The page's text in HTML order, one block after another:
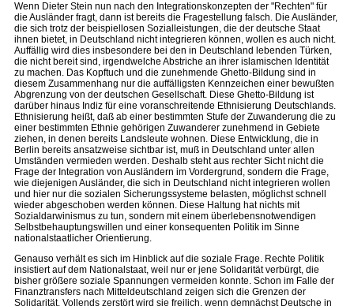
Wenn Dieter Stein nun nach den Integrationskonzepten der "Rechten" für
die Ausländer fragt, dann ist bereits die Fragestellung falsch. Die Ausländer,
die sich trotz der beispiellosen Sozialleistungen, die der deutsche Staat
ihnen bietet, in Deutschland nicht integrieren können, wollen es auch nicht.
Auffällig wird dies insbesondere bei den in Deutschland lebenden Türken,
die nicht bereit sind, irgendwelche Abstriche an ihrer islamischen Identität
zu machen. Das Kopftuch und die zunehmende Ghetto-Bildung sind in
diesem Zusammenhang nur die auffälligsten Kennzeichen einer bewußten
Abgrenzung von der deutschen Gesellschaft. Diese Ghetto-Bildung ist
darüber hinaus Indiz für eine voranschreitende Ethnisierung Deutschlands.
Ethnisierung heißt, daß ab einer bestimmten Stufe der Zuwanderung die zu
einer bestimmten Ethnie gehörigen Zuwanderer zunehmend in Gebiete
ziehen, in denen bereits Landsleute wohnen. Diese Entwicklung, die in
Berlin bereits ansatzweise sichtbar ist, muß in Deutschland unter allen
Umständen vermieden werden. Deshalb steht aus rechter Sicht nicht die
Frage der Integration von Ausländern im Vordergrund, sondern die Frage,
wie diejenigen Ausländer, die sich in Deutschland nicht integrieren wollen
und hier nur die sozialen Sicherungssysteme belasten, möglichst schnell
wieder abgeschoben werden können. Diese Haltung hat nichts mit
Sozialdarwinismus zu tun, sondern mit einem überlebensnotwendigen
Selbstbehauptungswillen und einer konsequenten Politik im Sinne
nationalstaatlicher Orientierung.
Genauso verhält es sich im Hinblick auf die soziale Frage. Rechte Politik
insistiert auf dem Nationalstaat, weil nur er jene Solidarität verbürgt, die
bisher größere soziale Spannungen vermeiden konnte. Schon im Falle der
Finanztransfers nach Mitteldeutschland zeigen sich die Grenzen der
Solidarität. Vollends zerstört wird sie freilich, wenn demnächst Deutsche in